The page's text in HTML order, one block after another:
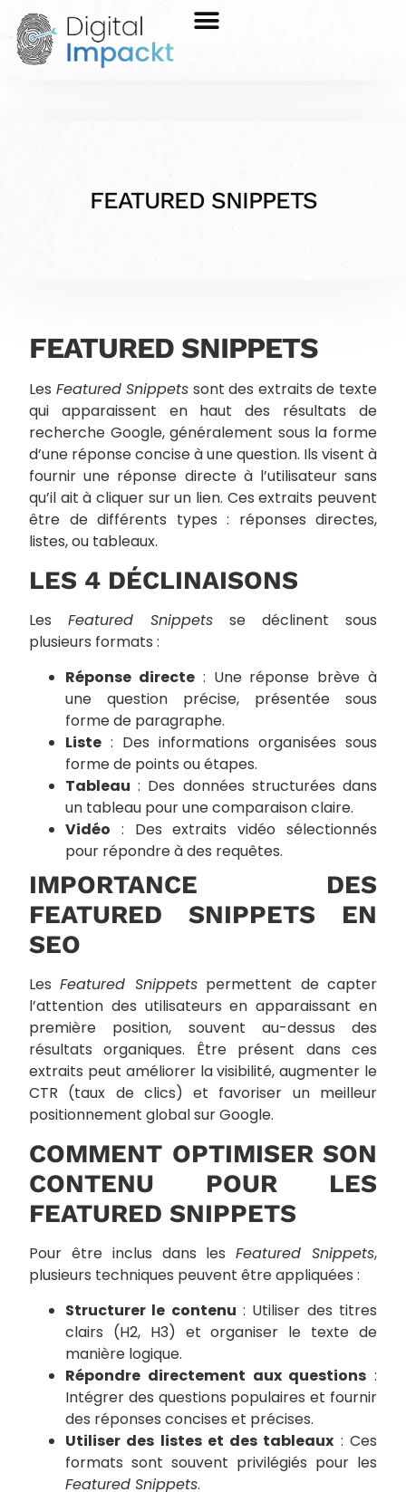
FEATURED SNIPPETS
FEATURED SNIPPETS
Les Featured Snippets sont des extraits de texte
qui apparaissent en haut des résultats de
recherche Google, généralement sous la forme
d’une réponse concise à une question. Ils visent à
fournir une réponse directe à l’utilisateur sans
qu’il ait à cliquer sur un lien. Ces extraits peuvent
être de différents types : réponses directes,
listes, ou tableaux.
LES 4 DÉCLINAISONS
Les Featured Snippets se déclinent sous
plusieurs formats :
Réponse directe: Une réponse brève à
une question précise, présentée sous
forme de paragraphe.
Liste : Des informations organisées sous
forme de points ou étapes.
Tableau : Des données structurées dans
un tableau pour une comparaison claire.
Vidéo : Des extraits vidéo sélectionnés
pour répondre à des requêtes.
IMPORTANCE DES
FEATURED SNIPPETS EN
SEO
LesFeatured Snippetspermettent de capter
l’attention des utilisateurs en apparaissant en
première position, souvent au-dessus des
résultats organiques. Être présent dans ces
extraits peut améliorer la visibilité, augmenter le
CTR (taux de clics) et favoriser un meilleur
positionnement global sur Google.
COMMENT OPTIMISER SON
CONTENU POUR LES
FEATURED SNIPPETS
Pour être inclus dans lesFeatured Snippets,
plusieurs techniques peuvent être appliquées :
Structurer le contenu : Utiliser des titres
clairs (H2, H3) et organiser le texte de
manière logique.
Répondre directement aux questions :
Intégrer des questions populaires et fournir
des réponses concises et précises.
Utiliser des listes et des tableaux : Ces
formats sont souvent privilégiés pour les
Featured Snippets.